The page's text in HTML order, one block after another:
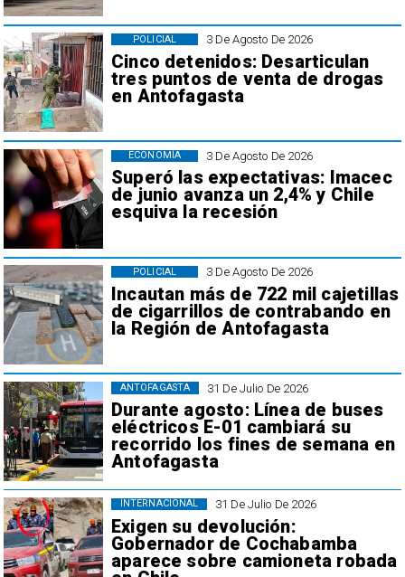
3 De Agosto De 2026
Cinco detenidos: Desarticulan
tres puntos de venta de drogas
en Antofagasta
POLICIAL
3 De Agosto De 2026
Superó las expectativas: Imacec
de junio avanza un 2,4% y Chile
esquiva la recesión
ECONOMÍA
3 De Agosto De 2026
Incautan más de 722 mil cajetillas
de cigarrillos de contrabando en
la Región de Antofagasta
POLICIAL
31 De Julio De 2026
Durante agosto: Línea de buses
eléctricos E-01 cambiará su
recorrido los fines de semana en
Antofagasta
ANTOFAGASTA
31 De Julio De 2026
Exigen su devolución:
Gobernador de Cochabamba
aparece sobre camioneta robada
INTERNACIONAL